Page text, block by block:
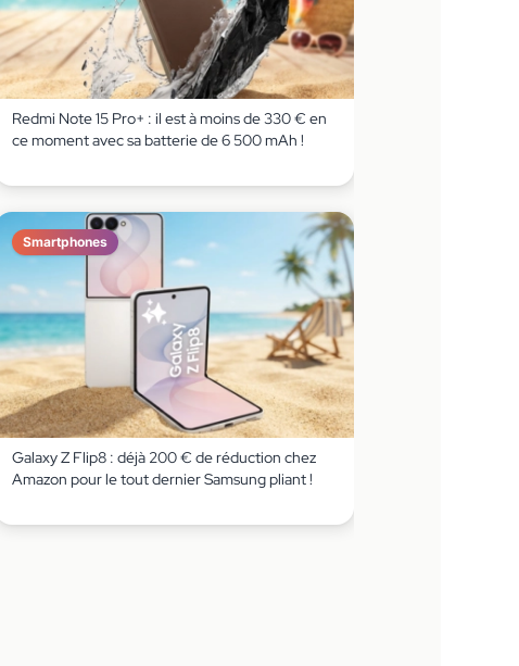
Redmi Note 15 Pro+ : il est à moins de 330 € en
ce moment avec sa batterie de 6 500 mAh !
Smartphones
Galaxy Z Flip8 : déjà 200 € de réduction chez
Amazon pour le tout dernier Samsung pliant !